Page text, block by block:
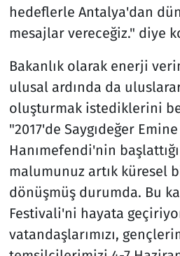
hedeflerle Antalya'dan
mesajlar vereceğiz." diye
Bakanlık olarak enerji
ulusal ardında da
oluşturmak istediklerini
"2017'de Saygıdeğer
Hanımefendi'nin
malumunuz artık küresel
dönüşmüş durumda. Bu
Festivali'ni hayata
vatandaşlarımızı,